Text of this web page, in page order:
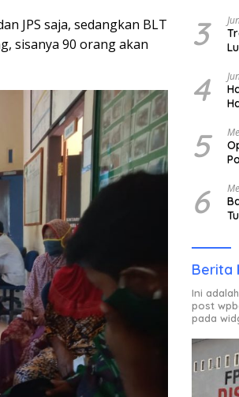
JPS saja, sedangkan BLT
sisanya 90 orang akan
3
4
5
6
Berita
Ini
post
pada